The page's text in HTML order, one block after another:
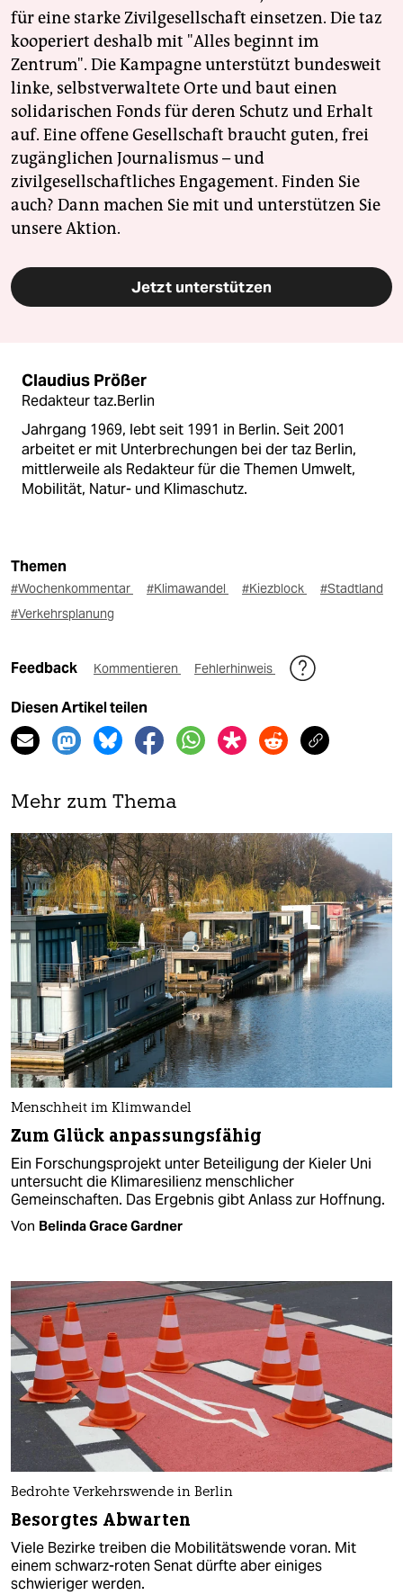
für eine starke Zivilgesellschaft einsetzen. Die taz
kooperiert deshalb mit "Alles beginnt im
Zentrum". Die Kampagne unterstützt bundesweit
linke, selbstverwaltete Orte und baut einen
solidarischen Fonds für deren Schutz und Erhalt
auf. Eine offene Gesellschaft braucht guten, frei
zugänglichen Journalismus – und
zivilgesellschaftliches Engagement. Finden Sie
auch? Dann machen Sie mit und unterstützen Sie
unsere Aktion.
Jetzt unterstützen
Claudius Prößer
Redakteur taz.Berlin
Jahrgang 1969, lebt seit 1991 in Berlin. Seit 2001
arbeitet er mit Unterbrechungen bei der taz Berlin,
mittlerweile als Redakteur für die Themen Umwelt,
Mobilität, Natur- und Klimaschutz.
Themen
#Wochenkommentar #Klimawandel #Kiezblock
#Stadtland
#Verkehrsplanung
Feedback Kommentieren Fehlerhinweis
Diesen Artikel teilen
Mehr zum Thema
Menschheit im Klimwandel
Zum Glück anpassungsfähig
Ein Forschungsprojekt unter Beteiligung der Kieler Uni
untersucht die Klimaresilienz menschlicher
Gemeinschaften. Das Ergebnis gibt Anlass zur Hoffnung.
Von Belinda Grace Gardner
Bedrohte Verkehrswende in Berlin
Besorgtes Abwarten
Viele Bezirke treiben die Mobilitätswende voran. Mit
einem schwarz-roten Senat dürfte aber einiges
schwieriger werden.